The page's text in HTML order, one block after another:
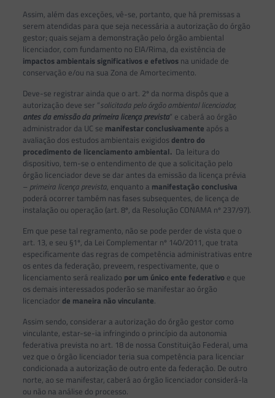
Assim, além das exceções, vê-se, portanto, que há premissas a
serem atendidas para que seja necessária a autorização do órgão
gestor; quais sejam a demonstração pelo órgão ambiental
licenciador, com fundamento no EIA/Rima, da existência de
impactos ambientaissignificativos e efetivosna unidade de
conservação e/ou na sua Zona de Amortecimento.
Deve-se registrar ainda que o art. 2º da norma dispôs que a
autorização deve ser “solicitada pelo órgão ambiental licenciador,
antes da emissão da primeira licença prevista” e caberá ao órgão
administrador da UC se manifestar conclusivamente após a
avaliação dos estudos ambientais exigidos dentro do
procedimento de licenciamento ambiental. Da leitura do
dispositivo, tem-se o entendimento de que a solicitação pelo
órgão licenciador deve se dar antes da emissão da licença prévia
– primeira licença prevista, enquanto a manifestação conclusiva
poderá ocorrer também nas fases subsequentes, de licença de
instalação ou operação (art. 8º, da Resolução CONAMA nº 237/97).
Em que pese tal regramento, não se pode perder de vista que o
art. 13, e seu §1º, da Lei Complementar nº 140/2011, que trata
especificamente das regras de competência administrativas entre
os entes da federação, preveem, respectivamente, que o
licenciamento será realizado por um único ente federativo e que
os demais interessados poderão se manifestar ao órgão
licenciador de maneira não vinculante.
Assim sendo, considerar a autorização do órgão gestor como
vinculante, estar-se-ia infringindo o princípio da autonomia
federativa prevista no art. 18 de nossa Constituição Federal, uma
vez que o órgão licenciador teria sua competência para licenciar
condicionada a autorização de outro ente da federação. De outro
norte, ao se manifestar, caberá ao órgão licenciador considerá-la
ou não na análise do processo.